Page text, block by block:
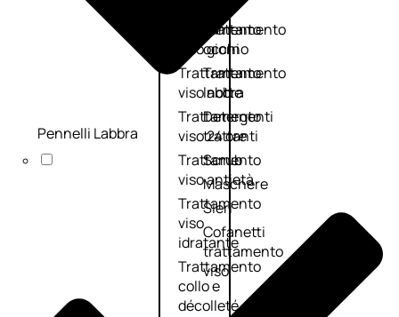
Trattamento
viso giorno
Trattamento
viso notte
Trattamento
viso 24 ore
Trattamento
viso antietà
Trattamento
viso
idratante
Trattamento
collo e
décolleté
Trattamento
occhi
Trattamento
labbra
Detergenti
trattanti
Scrub
Maschere
Sieri
Cofanetti
trattamento
viso
Pennelli Labbra